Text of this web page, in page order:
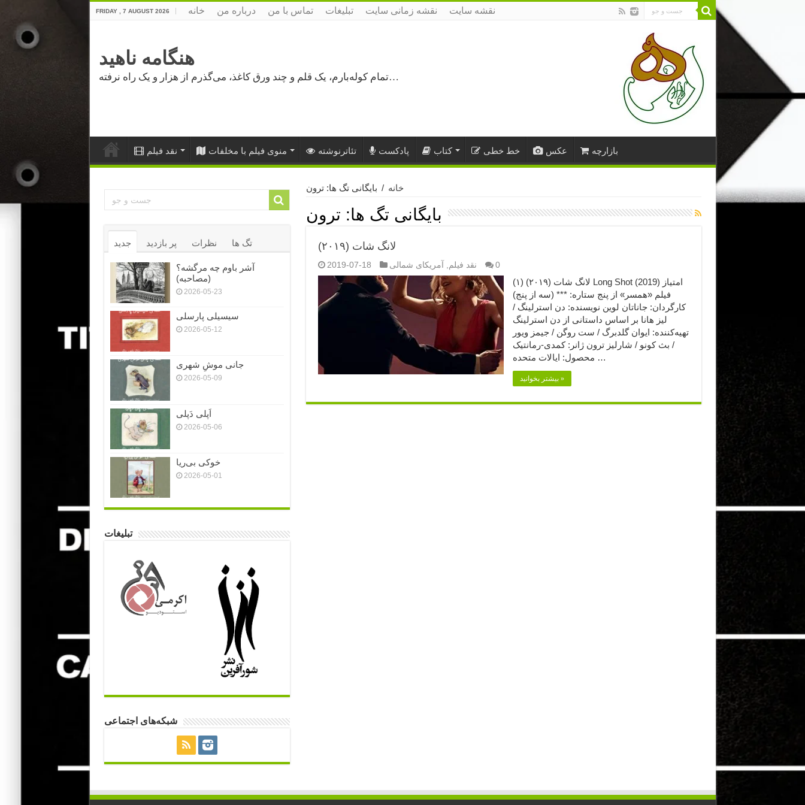
FRIDAY , 7 AUGUST 2026 خانه درباره من تماس با من تبلیغات نقشه زمانی سایت نقشه سایت
هنگامه ناهید
تمام کوله‌بارم، یک قلم و چند ورق کاغذ، می‌گذرم از هزار و یک راه نرفته…
نقد فیلم منوی فیلم با مخلفات تئاترنوشته پادکست کتاب خط خطی عکس بازارچه
خانه / بایگانی تگ ها: ترون
بایگانی تگ ها: ترون
لانگ شات (۲۰۱۹)
2019-07-18 نقد فیلم آمریکای شمالی 0
لانگ شات (۲۰۱۹) (۱) Long Shot (2019) امتیاز
فیلم «همسر» از پنج ستاره: *** (سه از پنج)
کارگردان: جاناتان لوین نویسنده: دن استرلینگ /
لیز هانا بر اساس داستانی از دن استرلینگ
تهیه‌کننده: ایوان گلدبرگ / ست روگن / جیمز ویور
/ بث کونو / شارلیز ترون ژانر: کمدی-رمانتیک
محصول: ایالات متحده …
بیشتر بخوانید »
جدید پر بازدید نظرات تگ ها
آشر باوم چه مرگشه؟
(مصاحبه)
2026-05-23
سیسیلی پارسلی
2026-05-12
جانی موشِ شهری
2026-05-09
اَپلی دَپلی
2026-05-06
خوکی بی‌ریا
2026-05-01
تبلیغات
شبکه‌های اجتماعی